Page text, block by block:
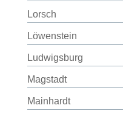
Lorsch
Löwenstein
Ludwigsburg
Magstadt
Mainhardt